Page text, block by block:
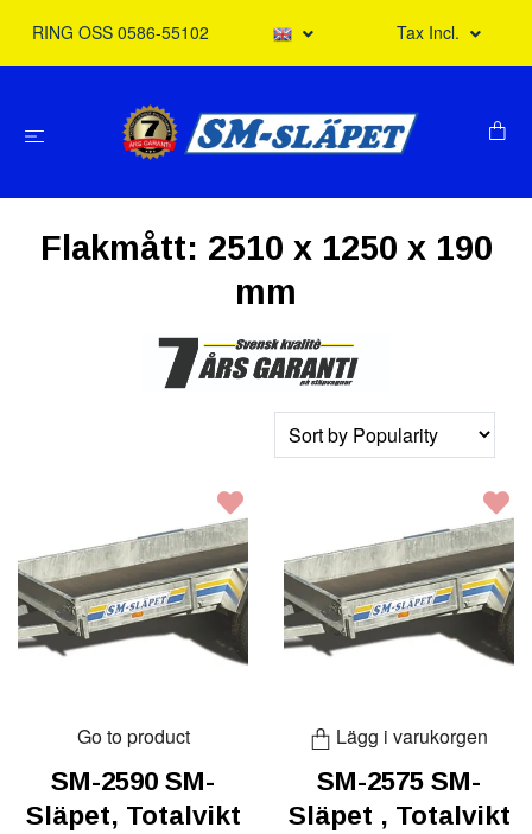
RING OSS 0586-55102 Tax Incl.
Flakmått: 2510 x 1250 x 190
mm
Go to product
SM-2590 SM-
Släpet, Totalvikt
Lägg i varukorgen
SM-2575 SM-
Släpet , Totalvikt